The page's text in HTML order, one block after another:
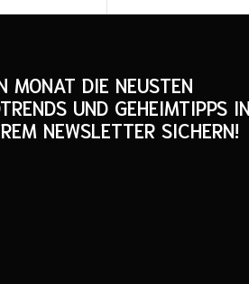
MONAT DIE NEUSTEN
UND GEHEIMTIPPS IN
NEWSLETTER SICHERN!